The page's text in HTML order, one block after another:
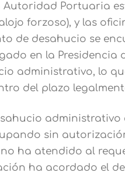
Autoridad Portuaria
forzoso), y las
de desahucio se
en la Presidencia
administrativo, lo
del plazo
administrativo
sin
ha atendido al
ha acordado el